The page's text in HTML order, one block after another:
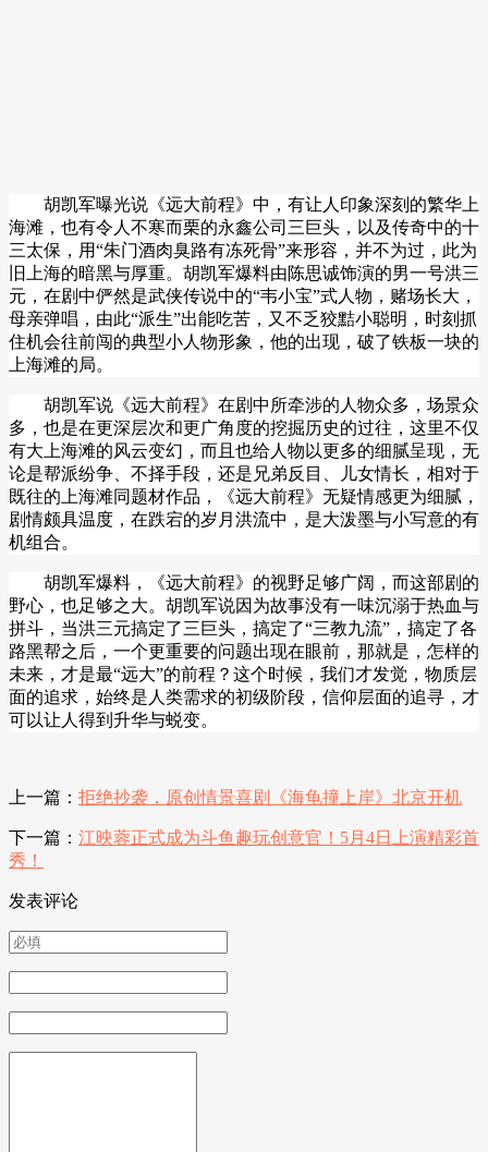
胡凯军曝光说 《远大前程》中，有让人印象深刻的繁华上
海滩，也有令人不寒而栗的永鑫公司三巨头，以及传奇中的十
三太保，用“朱门酒肉臭路有冻死骨”来形容，并不为过，此为
旧上海的暗黑与厚重。 胡凯军爆料由陈思诚饰演的男一号洪三
元，在剧中俨然是武侠传说中的“韦小宝”式人物，赌场长大，
母亲弹唱，由此“派生”出能吃苦，又不乏狡黠小聪明，时刻抓
住机会往前闯的典型小人物形象，他的出现，破了铁板一块的
上海滩的局。
胡凯军说 《远大前程》在剧中所牵涉的人物众多，场景众
多，也是在更深层次和更广角度的挖掘历史的过往，这里不仅
有大上海滩的风云变幻，而且也给人物以更多的细腻呈现，无
论是帮派纷争、不择手段，还是兄弟反目、儿女情长，相对于
既往的上海滩同题材作品，《远大前程》无疑情感更为细腻，
剧情颇具温度，在跌宕的岁月洪流中，是大泼墨与小写意的有
机组合。
胡凯军爆料 ，《远大前程》的视野足够广阔，而这部剧的
野心，也足够之大。 胡凯军说因为故事没有一味沉溺于热血与
拼斗，当洪三元搞定了三巨头，搞定了“三教九流” ，搞定了各
路黑帮之后，一个更重要的问题出现在眼前，那就是，怎样的
未来，才是最“远大”的前程？这个时候，我们才发觉，物质层
面的追求，始终是人类需求的初级阶段，信仰层面的追寻，才
可以让人得到升华与蜕变。
上一篇： 拒绝抄袭，原创情景喜剧《海龟撞上岸》北京开机
下一篇： 江映蓉正式成为斗鱼趣玩创意官！5月4日上演精彩首
秀！
发表评论